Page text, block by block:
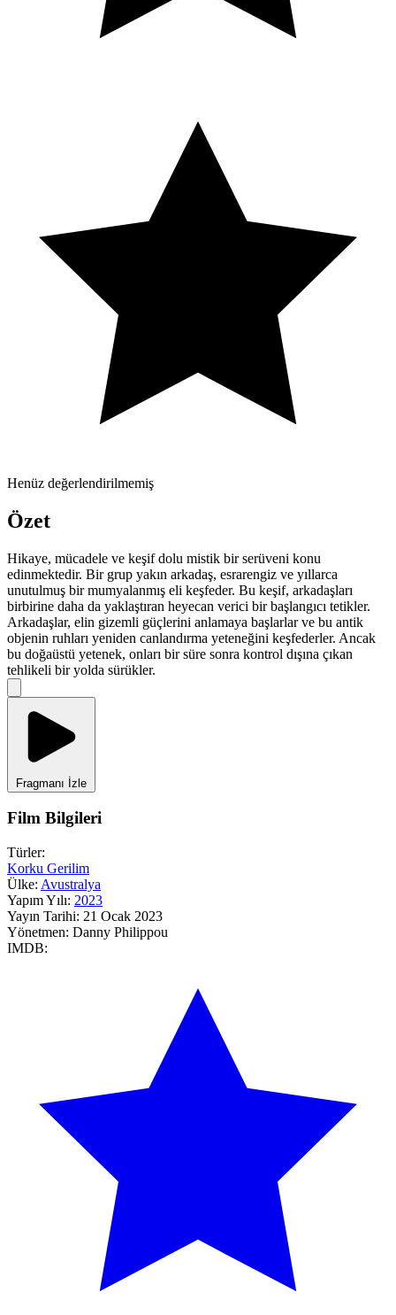
Henüz değerlendirilmemiş
Özet
Hikaye, mücadele ve keşif dolu mistik bir serüveni konu
edinmektedir. Bir grup yakın arkadaş, esrarengiz ve yıllarca
unutulmuş bir mumyalanmış eli keşfeder. Bu keşif, arkadaşları
birbirine daha da yaklaştıran heyecan verici bir başlangıcı tetikler.
Arkadaşlar, elin gizemli güçlerini anlamaya başlarlar ve bu antik
objenin ruhları yeniden canlandırma yeteneğini keşfederler. Ancak
bu doğaüstü yetenek, onları bir süre sonra kontrol dışına çıkan
tehlikeli bir yolda sürükler.
Fragmanı İzle
Film Bilgileri
Türler:
Korku Gerilim
Ülke: Avustralya
Yapım Yılı: 2023
Yayın Tarihi: 21 Ocak 2023
Yönetmen: Danny Philippou
IMDB: